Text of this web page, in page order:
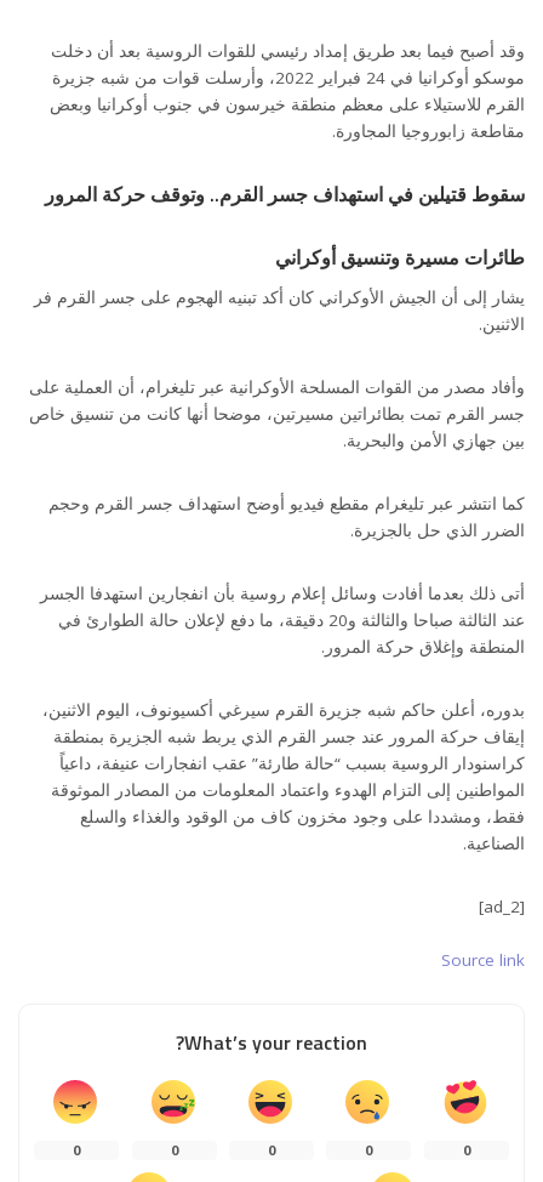
وقد أصبح فيما بعد طريق إمداد رئيسي للقوات الروسية بعد أن دخلت
موسكو أوكرانيا في 24 فبراير 2022، وأرسلت قوات من شبه جزيرة
القرم للاستيلاء على معظم منطقة خيرسون في جنوب أوكرانيا وبعض
مقاطعة زابوروجيا المجاورة.
سقوط قتيلين في استهداف جسر القرم.. وتوقف حركة المرور
طائرات مسيرة وتنسيق أوكراني
يشار إلى أن الجيش الأوكراني كان أكد تبنيه الهجوم على جسر القرم فر
الاثنين.
وأفاد مصدر من القوات المسلحة الأوكرانية عبر تليغرام، أن العملية على
جسر القرم تمت بطائراتين مسيرتين، موضحا أنها كانت من تنسيق خاص
بين جهازي الأمن والبحرية.
كما انتشر عبر تليغرام مقطع فيديو أوضح استهداف جسر القرم وحجم
الضرر الذي حل بالجزيرة.
أتى ذلك بعدما أفادت وسائل إعلام روسية بأن انفجارين استهدفا الجسر
عند الثالثة صباحا والثالثة و20 دقيقة، ما دفع لإعلان حالة الطوارئ في
المنطقة وإغلاق حركة المرور.
بدوره، أعلن حاكم شبه جزيرة القرم سيرغي أكسيونوف، اليوم الاثنين،
إيقاف حركة المرور عند جسر القرم الذي يربط شبه الجزيرة بمنطقة
كراسنودار الروسية بسبب “حالة طارئة” عقب انفجارات عنيفة، داعياً
المواطنين إلى التزام الهدوء واعتماد المعلومات من المصادر الموثوقة
فقط، ومشددا على وجود مخزون كاف من الوقود والغذاء والسلع
الصناعية.
[ad_2]
Source link
What’s your reaction?
0
0
0
0
0